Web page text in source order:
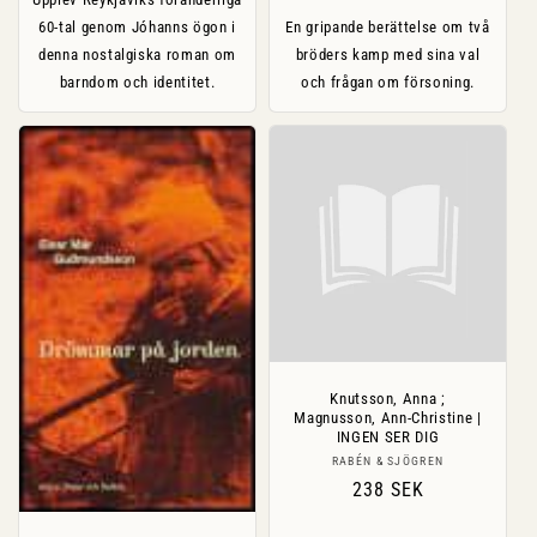
60-tal genom Jóhanns ögon i
denna nostalgiska roman om
barndom och identitet.
En gripande berättelse om två
bröders kamp med sina val
och frågan om försoning.
Knutsson, Anna ;
Magnusson, Ann-Christine |
INGEN SER DIG
Säljare:
RABÉN & SJÖGREN
Ordinarie
238 SEK